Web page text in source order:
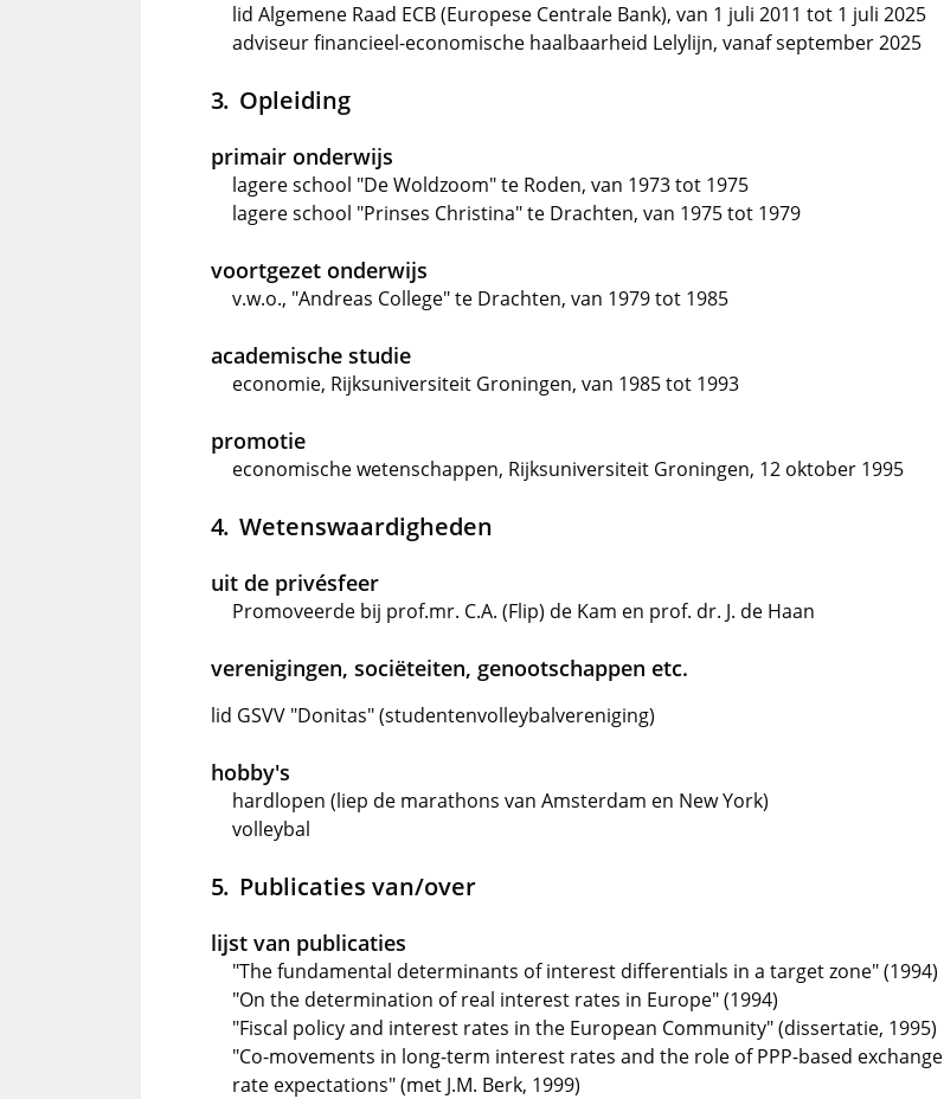
lid Algemene Raad ECB (Europese Centrale Bank), van 1 juli 2011 tot 1 juli 2025
adviseur financieel-economische haalbaarheid Lelylijn, vanaf september 2025
Opleiding
primair onderwijs
lagere school "De Woldzoom" te Roden, van 1973 tot 1975
lagere school "Prinses Christina" te Drachten, van 1975 tot 1979
voortgezet onderwijs
v.w.o., "Andreas College" te Drachten, van 1979 tot 1985
academische studie
economie, Rijksuniversiteit Groningen, van 1985 tot 1993
promotie
economische wetenschappen, Rijksuniversiteit Groningen, 12 oktober 1995
Wetenswaardigheden
uit de privésfeer
Promoveerde bij prof.mr. C.A. (Flip) de Kam en prof. dr. J. de Haan
verenigingen, sociëteiten, genootschappen etc.
lid GSVV "Donitas" (studentenvolleybalvereniging)
hobby's
hardlopen (liep de marathons van Amsterdam en New York)
volleybal
Publicaties van/over
lijst van publicaties
"The fundamental determinants of interest differentials in a target zone" (1994)
"On the determination of real interest rates in Europe" (1994)
"Fiscal policy and interest rates in the European Community" (dissertatie, 1995)
"Co-movements in long-term interest rates and the role of PPP-based exchange
rate expectations" (met J.M. Berk, 1999)